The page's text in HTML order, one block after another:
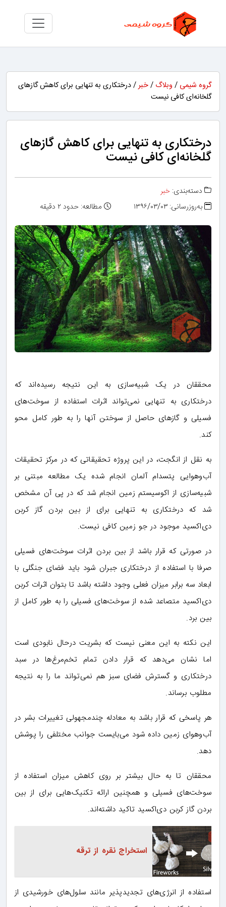
گروه شیمی / وبلاگ /خبر/ درختکاری به تنهایی برای کاهش گازهای
گلخانه‌ای کافی نیست
درختکاری به تنهایی برای کاهش گازهای
گلخانه‌ای کافی نیست
دسته‌بندی: خبر
به‌روزرسانی: ۱۳۹۶/۰۳/۰۳
مطالعه: حدود ۲ دقیقه
محققان در یک شبیه‌سازی به این نتیجه رسیده‌اند که
درختکاری به تنهایی نمی‌تواند اثرات استفاده از سوخت‌های
فسیلی و گازهای حاصل‌ از سوختن آنها را به طور کامل محو
کند.
به نقل از انگجت، در این پروژه تحقیقاتی که در مرکز تحقیقات
آب‌وهوایی پتسدام آلمان انجام شده یک مطالعه مبتنی بر
شبیه‌سازی از اکوسیستم زمین انجام شد که در پی آن مشخص
شد که درختکاری به تنهایی برای از بین بردن گاز کربن
دی‌اکسید موجود در جو زمین کافی نیست.
در صورتی که قرار باشد از بین بردن اثرات سوخت‌های فسیلی
صرفا با استفاده از درختکاری جبران شود باید فضای جنگلی با
ابعاد سه برابر میزان فعلی وجود داشته باشد تا بتوان اثرات کربن
دی‌اکسید متصاعد شده از سوخت‌های فسیلی را به طور کامل از
بین برد.
این نکته به این معنی نیست که بشریت درحال نابودی است
اما نشان می‌دهد که قرار دادن تمام تخم‌مرغ‌ها در سبد
درختکاری و گسترش فضای سبز هم نمی‌تواند ما را به نتیجه
مطلوب برساند.
هر پاسخی که قرار باشد به معادله چندمجهولی تغییرات بشر در
آب‌وهوای زمین داده شود می‌بایست جوانب مختلفی را پوشش
دهد.
محققان تا به حال بیشتر بر روی کاهش میزان استفاده از
سوخت‌های فسیلی و همچنین ارائه تکنیک‌هایی برای از بین
بردن گاز کربن دی‌اکسید تاکید داشته‌اند.
استخراج نقره از ترقه
استفاده از انرژی‌های تجدیدپذیر مانند سلول‌های خورشیدی از